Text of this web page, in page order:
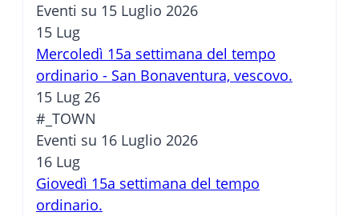
Eventi su 15 Luglio 2026
15 Lug
Mercoledì 15a settimana del tempo
ordinario - San Bonaventura, vescovo.
15 Lug 26
#_TOWN
Eventi su 16 Luglio 2026
16 Lug
Giovedì 15a settimana del tempo
ordinario.